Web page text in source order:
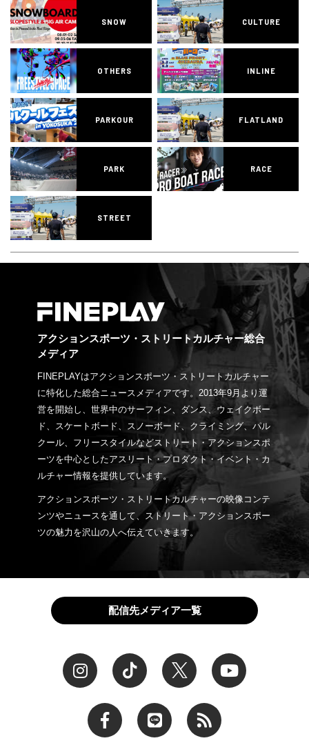
SNOW CULTURE
OTHERS INLINE
PARKOUR FLATLAND
PARK RACE
STREET
アクションスポーツ・ストリートカルチャー総合
メディア
FINEPLAYはアクションスポーツ・ストリートカルチャー
に特化した総合ニュースメディアです。2013年9月より運
営を開始し、世界中のサーフィン、ダンス、ウェイクボー
ド、スケートボード、スノーボード、クライミング、パル
クール、フリースタイルなどストリート・アクションスポ
ーツを中心としたアスリート・プロダクト・イベント・カ
ルチャー情報を提供しています。
アクションスポーツ・ストリートカルチャーの映像コンテ
ンツやニュースを通して、ストリート・アクションスポー
ツの魅力を沢山の人へ伝えていきます。
配信先メディア一覧